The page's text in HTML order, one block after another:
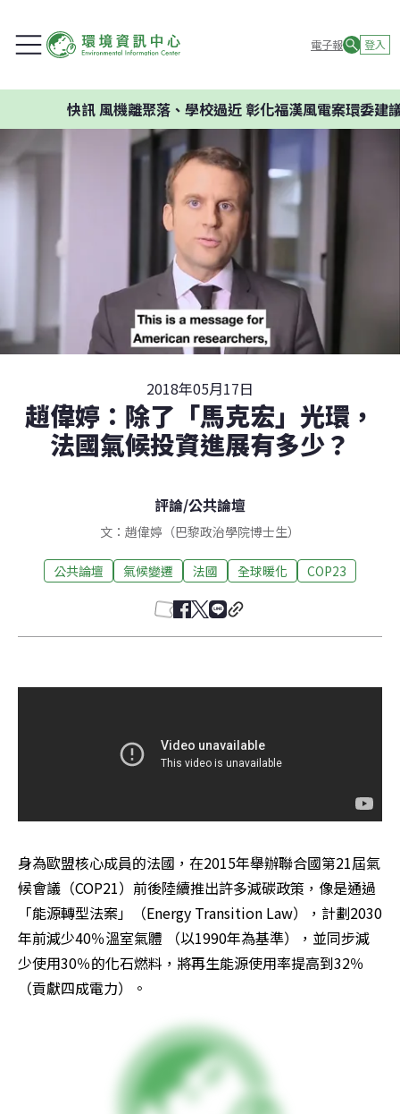
電子報 登入
風機離聚落、學校過近 彰化福漢風電案環委建議不應
2018年05月17日
趙偉婷：除了「馬克宏」光環，
法國氣候投資進展有多少？
評論/公共論壇
文：趙偉婷（巴黎政治學院博士生）
公共論壇 氣候變遷 法國 全球暖化 COP23
身為歐盟核心成員的法國，在2015年舉辦聯合國第21屆氣
候會議（COP21）前後陸續推出許多減碳政策，像是通過
「能源轉型法案」（Energy Transition Law），計劃2030
年前減少40％溫室氣體 （以1990年為基準），並同步減
少使用30％的化石燃料，將再生能源使用率提高到32％
（貢獻四成電力）。